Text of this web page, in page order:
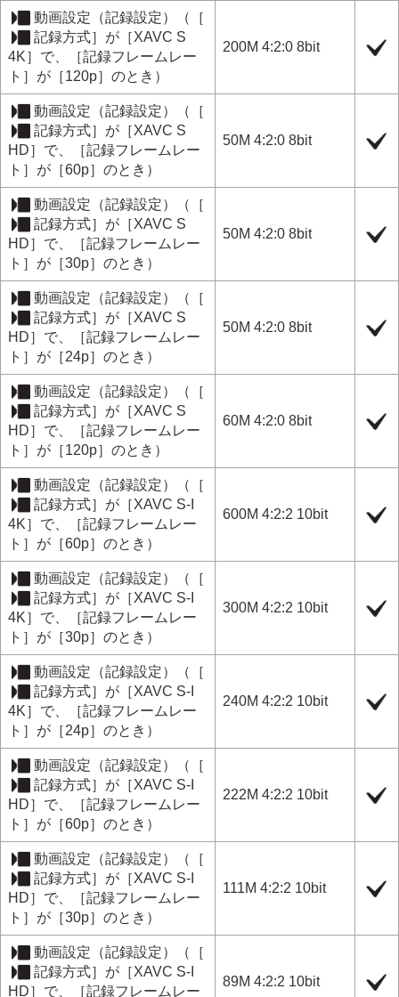
動画設定 （記録設定）（
［
記録方式］ が［XAVC S
4K］ で、
［記録フレームレー
ト］ が ［120p］ のとき）
200M 4:2:0 8bit
動画設定 （記録設定）（
［
記録方式］ が［XAVC S
HD］ で、
［記録フレームレー
ト］ が ［60p］ のとき）
50M 4:2:0 8bit
動画設定 （記録設定）（
［
記録方式］ が［XAVC S
HD］ で、
［記録フレームレー
ト］ が ［30p］ のとき）
50M 4:2:0 8bit
動画設定 （記録設定）（
［
記録方式］ が［XAVC S
HD］ で、
［記録フレームレー
ト］ が ［24p］ のとき）
50M 4:2:0 8bit
動画設定 （記録設定）（
［
記録方式］ が［XAVC S
HD］ で、
［記録フレームレー
ト］ が ［120p］ のとき）
60M 4:2:0 8bit
動画設定 （記録設定）（
［
記録方式］ が［XAVC S-I
4K］ で、
［記録フレームレー
ト］ が ［60p］ のとき）
600M 4:2:2 10bit
動画設定 （記録設定）（
［
記録方式］ が［XAVC S-I
4K］ で、
［記録フレームレー
ト］ が ［30p］ のとき）
300M 4:2:2 10bit
動画設定 （記録設定）（
［
記録方式］ が［XAVC S-I
4K］ で、
［記録フレームレー
ト］ が ［24p］ のとき）
240M 4:2:2 10bit
動画設定 （記録設定）（
［
記録方式］ が［XAVC S-I
HD］ で、
［記録フレームレー
ト］ が ［60p］ のとき）
222M 4:2:2 10bit
動画設定 （記録設定）（
［
記録方式］ が［XAVC S-I
HD］ で、
［記録フレームレー
ト］ が ［30p］ のとき）
111M 4:2:2 10bit
動画設定 （記録設定）（
［
記録方式］ が［XAVC S-I
HD］ で、 ［記録フレームレー
89M 4:2:2 10bit